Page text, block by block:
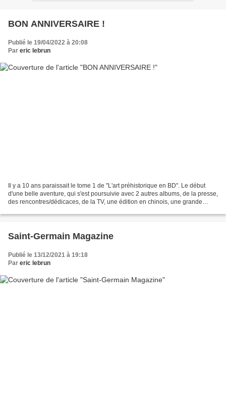
BON ANNIVERSAIRE !
Publié le 19/04/2022 à 20:08
Par eric lebrun
Il y a 10 ans paraissait le tome 1 de "L'art préhistorique en BD". Le début
d'une belle aventure, qui s'est poursuivie avec 2 autres albums, de la presse,
des rencontres/dédicaces, de la TV, une édition en chinois, une grande
Saint-Germain Magazine
Publié le 13/12/2021 à 19:18
Par eric lebrun